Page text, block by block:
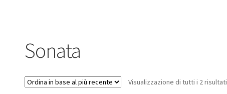
Sonata
Visualizzazione di tutti i 2 risultati